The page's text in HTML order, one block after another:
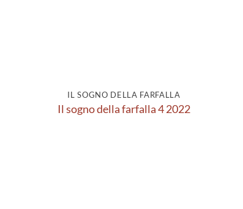
IL SOGNO DELLA FARFALLA
Il sogno della farfalla 4 2022